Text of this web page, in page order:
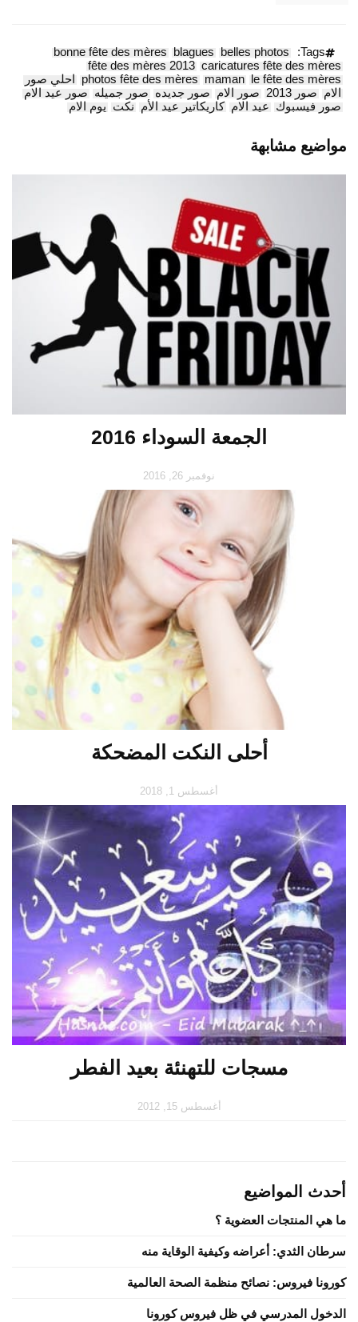
Tags:
belles photos
blagues
bonne fête des mères
caricatures fête des mères
fête des mères 2013
le fête des mères
maman
photos fête des mères احلي صور
الام صور 2013 صور الام صور جديده صور جميله صور عيد الام
صور فيسبوك عيد الام كاريكاتير عيد الأم نكت يوم الام
مواضيع مشابهة
الجمعة السوداء 2016
نوفمبر 26, 2016
أحلى النكت المضحكة
أغسطس 1, 2018
مسجات للتهنئة بعيد الفطر
أغسطس 15, 2012
أحدث المواضيع
ما هي المنتجات العضوية ؟
سرطان الثدي: أعراضه وكيفية الوقاية منه
كورونا فيروس: نصائح منظمة الصحة العالمية
الدخول المدرسي في ظل فيروس كورونا